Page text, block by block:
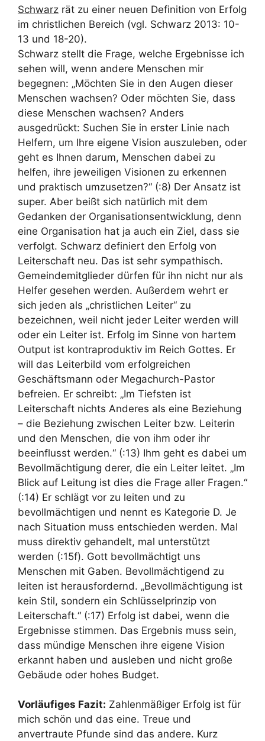
Schwarz rät zu einer neuen Definition von Erfolg
im christlichen Bereich (vgl. Schwarz 2013: 10-
13 und 18-20).
Schwarz stellt die Frage, welche Ergebnisse ich
sehen will, wenn andere Menschen mir
begegnen: „Möchten Sie in den Augen dieser
Menschen wachsen? Oder möchten Sie, dass
diese Menschen wachsen? Anders
ausgedrückt: Suchen Sie in erster Linie nach
Helfern, um Ihre eigene Vision auszuleben, oder
geht es Ihnen darum, Menschen dabei zu
helfen, ihre jeweiligen Visionen zu erkennen
und praktisch umzusetzen?“ (:8) Der Ansatz ist
super. Aber beißt sich natürlich mit dem
Gedanken der Organisationsentwicklung, denn
eine Organisation hat ja auch ein Ziel, dass sie
verfolgt. Schwarz definiert den Erfolg von
Leiterschaft neu. Das ist sehr sympathisch.
Gemeindemitglieder dürfen für ihn nicht nur als
Helfer gesehen werden. Außerdem wehrt er
sich jeden als „christlichen Leiter“ zu
bezeichnen, weil nicht jeder Leiter werden will
oder ein Leiter ist. Erfolg im Sinne von hartem
Output ist kontraproduktiv im Reich Gottes. Er
will das Leiterbild vom erfolgreichen
Geschäftsmann oder Megachurch-Pastor
befreien. Er schreibt: „Im Tiefsten ist
Leiterschaft nichts Anderes als eine Beziehung
– die Beziehung zwischen Leiter bzw. Leiterin
und den Menschen, die von ihm oder ihr
beeinflusst werden.“ (:13) Ihm geht es dabei um
Bevollmächtigung derer, die ein Leiter leitet. „Im
Blick auf Leitung ist dies die Frage aller Fragen.“
(:14) Er schlägt vor zu leiten und zu
bevollmächtigen und nennt es Kategorie D. Je
nach Situation muss entschieden werden. Mal
muss direktiv gehandelt, mal unterstützt
werden (:15f). Gott bevollmächtigt uns
Menschen mit Gaben. Bevollmächtigend zu
leiten ist herausfordernd. „Bevollmächtigung ist
kein Stil, sondern ein Schlüsselprinzip von
Leiterschaft.“ (:17) Erfolg ist dabei, wenn die
Ergebnisse stimmen. Das Ergebnis muss sein,
dass mündige Menschen ihre eigene Vision
erkannt haben und ausleben und nicht große
Gebäude oder hohes Budget.
Vorläufiges Fazit: Zahlenmäßiger Erfolg ist für
mich schön und das eine. Treue und
anvertraute Pfunde sind das andere. Kurz